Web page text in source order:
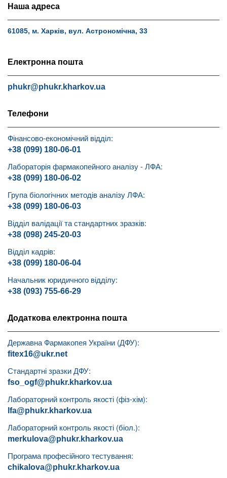
Наша адреса
61085, м. Харків, вул. Астрономічна, 33
Електронна пошта
phukr@phukr.kharkov.ua
Телефони
Фінансово-економічний відділ:
+38 (099) 180-06-01
Лабораторія фармакопейного аналізу - ЛФА:
+38 (099) 180-06-02
Група біологічних методів аналізу ЛФА:
+38 (099) 180-06-03
Відділ валідації та стандартних зразків:
+38 (098) 245-20-03
Відділ кадрів:
+38 (099) 180-06-04
Начальник юридичного відділу:
+38 (093) 755-66-29
Додаткова електронна пошта
Державна Фармакопея України (ДФУ):
fitex16@ukr.net
Стандартні зразки ДФУ:
fso_ogf@phukr.kharkov.ua
Лабораторний контроль якості (фіз-хім):
lfa@phukr.kharkov.ua
Лабораторний контроль якості (біол.):
merkulova@phukr.kharkov.ua
Програма професійного тестування:
chikalova@phukr.kharkov.ua